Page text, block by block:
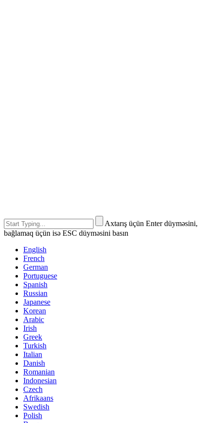
Axtarış üçün Enter düyməsini,
bağlamaq üçün isə ESC düyməsini basın
English
French
German
Portuguese
Spanish
Russian
Japanese
Korean
Arabic
Irish
Greek
Turkish
Italian
Danish
Romanian
Indonesian
Czech
Afrikaans
Swedish
Polish